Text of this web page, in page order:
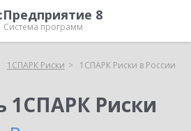
8
Система программ
1СПАРК Риски 1СПАРК Риски в России
1СПАРК Риски